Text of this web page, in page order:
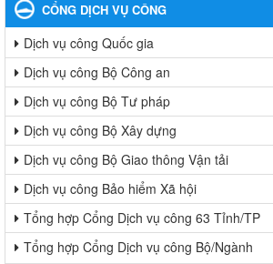
CỔNG DỊCH VỤ CÔNG
Dịch vụ công Quốc gia
Dịch vụ công Bộ Công an
Dịch vụ công Bộ Tư pháp
Dịch vụ công Bộ Xây dựng
Dịch vụ công Bộ Giao thông Vận tải
Dịch vụ công Bảo hiểm Xã hội
Tổng hợp Cổng Dịch vụ công 63 Tỉnh/TP
Tổng hợp Cổng Dịch vụ công Bộ/Ngành